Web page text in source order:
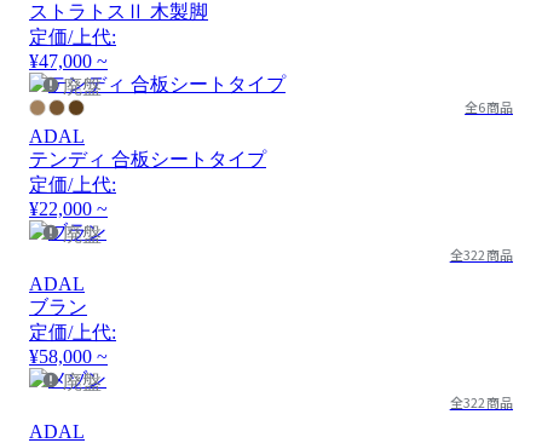
ストラトスⅡ 木製脚
定価/上代:
¥47,000 ~
廃盤
全6商品
ADAL
テンディ 合板シートタイプ
定価/上代:
¥22,000 ~
廃盤
全322商品
ADAL
ブラン
定価/上代:
¥58,000 ~
廃盤
全322商品
ADAL